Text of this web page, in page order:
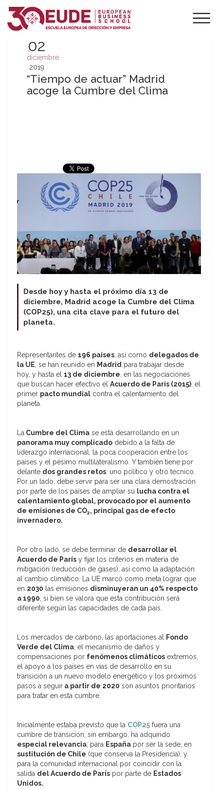
02
diciembre
2019
“Tiempo de actuar” Madrid
acoge la Cumbre del Clima
Desde hoy y hasta el próximo día 13 de
diciembre, Madrid acoge la Cumbre del Clima
(COP25), una cita clave para el futuro del
planeta.
Representantes de 196 países, así como delegados de
la UE, se han reunido en Madrid para trabajar desde
hoy, y hasta el 13 de diciembre, en las negociaciones
que buscan hacer efectivo el Acuerdo de París (2015), el
primer pacto mundial contra el calentamiento del
planeta.
La Cumbre del Clima se está desarrollando en un
panorama muy complicado debido a la falta de
liderazgo internacional, la poca cooperación entre los
países y el pésimo multilateralismo. Y también tiene por
delante dos grandes retos: uno político y otro técnico.
Por un lado, debe servir para ser una clara demostración
por parte de los países de ampliar su lucha contra el
calentamiento global, provocado por el aumento
de emisiones de CO2, principal gas de efecto
invernadero.
Por otro lado, se debe terminar de desarrollar el
Acuerdo de París y fijar los criterios en materia de
mitigación (reducción de gases), así como la adaptación
al cambio climático. La UE marcó como meta lograr que
en 2030 las emisiones disminuyeran un 40% respecto
a 1990, si bien se valora que esta contribución será
diferente según las capacidades de cada país.
Los mercados de carbono, las aportaciones al Fondo
Verde del Clima, el mecanismo de daños y
compensaciones por fenómenos climáticos extremos,
el apoyo a los países en vías de desarrollo en su
transición a un nuevo modelo energético y los próximos
pasos a seguir a partir de 2020 son asuntos prioritarios
para tratar en esta cumbre.
Inicialmente estaba previsto que la COP25 fuera una
cumbre de transición, sin embargo, ha adquirido
especial relevancia; para España por ser la sede, en
sustitución de Chile (que conserva la Presidencia), y
para la comunidad internacional por coincidir con la
salida del Acuerdo de París por parte de Estados
Unidos.